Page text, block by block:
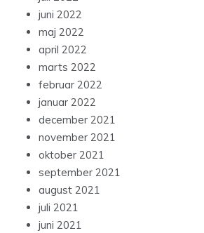
juni 2022
maj 2022
april 2022
marts 2022
februar 2022
januar 2022
december 2021
november 2021
oktober 2021
september 2021
august 2021
juli 2021
juni 2021